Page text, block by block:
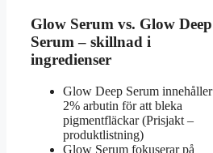
Glow Serum vs. Glow Deep
Serum – skillnad i
ingredienser
Glow Deep Serum innehåller
2% arbutin för att bleka
pigmentfläckar (Prisjakt –
produktlistning)
Glow Serum fokuserar på